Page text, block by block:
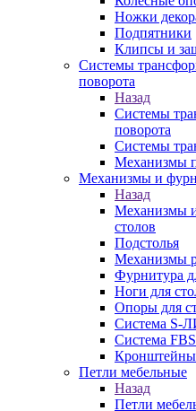
Ножки
Подпятники
Клипсы и
Системы
поворота
Назад
Системы
поворота
Системы
Механизмы
Механизмы и
Назад
Механизмы и
столов
Подстолья
Механизмы
Фурнитура
Ноги для
Опоры для
Система S-
Система
Кронштейны
Петли мебельные
Назад
Петли